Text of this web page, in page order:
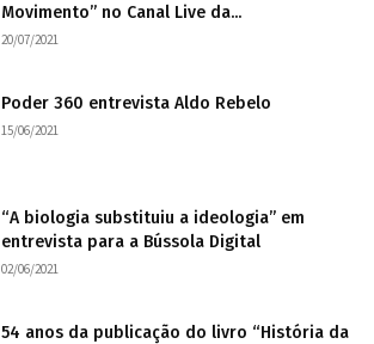
Movimento” no Canal Live da...
20/07/2021
Poder 360 entrevista Aldo Rebelo
15/06/2021
“A biologia substituiu a ideologia” em
entrevista para a Bússola Digital
02/06/2021
54 anos da publicação do livro “História da